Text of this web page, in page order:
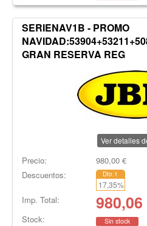
SERIENAV1B - PROMO
GRAN RESERVA REG
Ver detalles
Precio: 980,00€
Descuentos:
Dto.1
17,35%
Imp. Total: 980,06
Stock: Sin stock